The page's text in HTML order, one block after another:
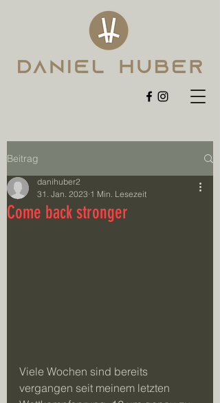
Beitrag
Come back stronger
danihuber2
31. Jan. 2023 1 Min. Lesezeit
Viele Wochen sind bereits
vergangen seit meinem letzten